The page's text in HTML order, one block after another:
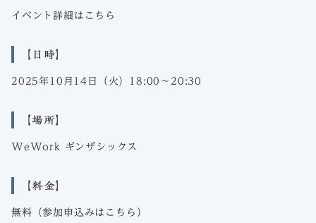
イベント詳細はこちら
【日時】
2025年10月14日（火）18:00〜20:30
【場所】
WeWork ギンザシックス
【料金】
無料（参加申込みはこちら）